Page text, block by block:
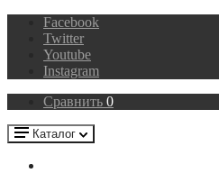
Facebook
Twitter
Youtube
Instagram
Сравнить 0
Каталог